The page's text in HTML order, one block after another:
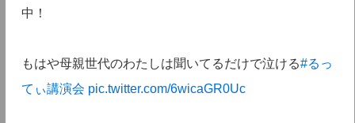
中！
もはや母親世代のわたしは聞いてるだけで泣ける#るっ
てぃ講演会 pic.twitter.com/6wicaGR0Uc